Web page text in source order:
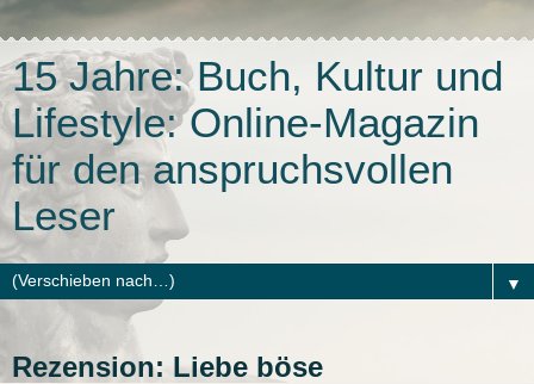
15 Jahre: Buch, Kultur und
Lifestyle: Online-Magazin
für den anspruchsvollen
Leser
▼
Rezension: Liebe böse